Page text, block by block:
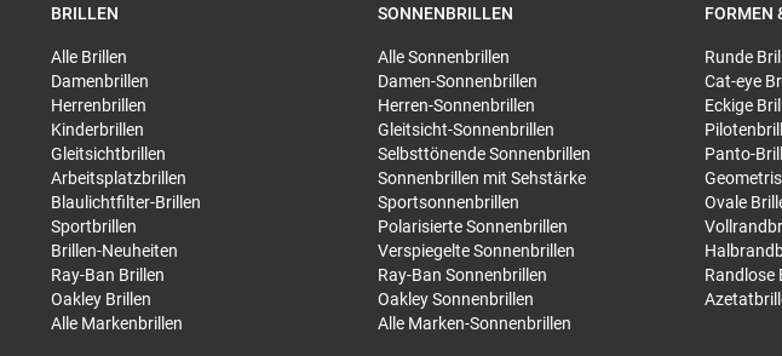
BRILLEN
Alle Brillen
Damenbrillen
Herrenbrillen
Kinderbrillen
Gleitsichtbrillen
Arbeitsplatzbrillen
Blaulichtfilter-Brillen
Sportbrillen
Brillen-Neuheiten
Ray-Ban Brillen
Oakley Brillen
Alle Markenbrillen
SONNENBRILLEN
Alle Sonnenbrillen
Damen-Sonnenbrillen
Herren-Sonnenbrillen
Gleitsicht-Sonnenbrillen
Selbsttönende Sonnenbrillen
Sonnenbrillen mit Sehstärke
Sportsonnenbrillen
Polarisierte Sonnenbrillen
Verspiegelte Sonnenbrillen
Ray-Ban Sonnenbrillen
Oakley Sonnenbrillen
Alle Marken-Sonnenbrillen
FORMEN
Runde
Cat-eye
Eckige
Panto-
Ovale
Randlose